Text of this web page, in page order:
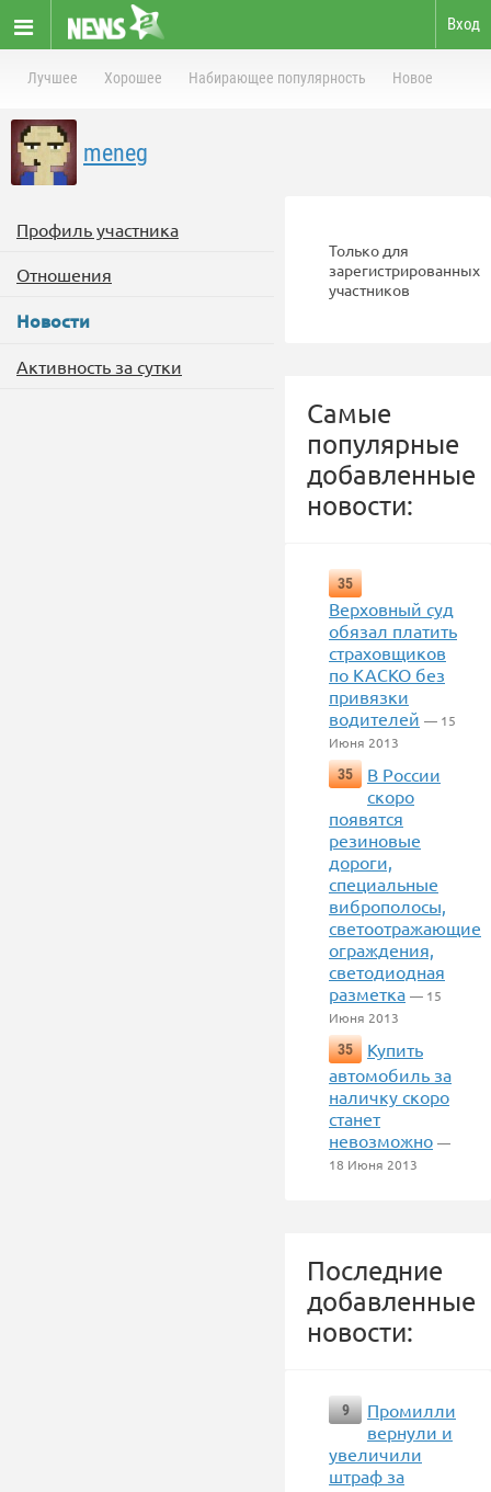
Вход
Лучшее Хорошее Набирающее популярность Новое
meneg
Профиль участника
Отношения
Новости
Активность за сутки
Только для
зарегистрированных
участников
Самые
популярные
добавленные
новости:
35
Верховный суд
обязал платить
страховщиков
по КАСКО без
привязки
водителей — 15
Июня 2013
35
В России
скоро
появятся
резиновые
дороги,
специальные
виброполосы,
светоотражающие
ограждения,
светодиодная
разметка — 15
Июня 2013
35
Купить
автомобиль за
наличку скоро
станет
невозможно —
18 Июня 2013
Последние
добавленные
новости:
9
Промилли
вернули и
увеличили
штраф за